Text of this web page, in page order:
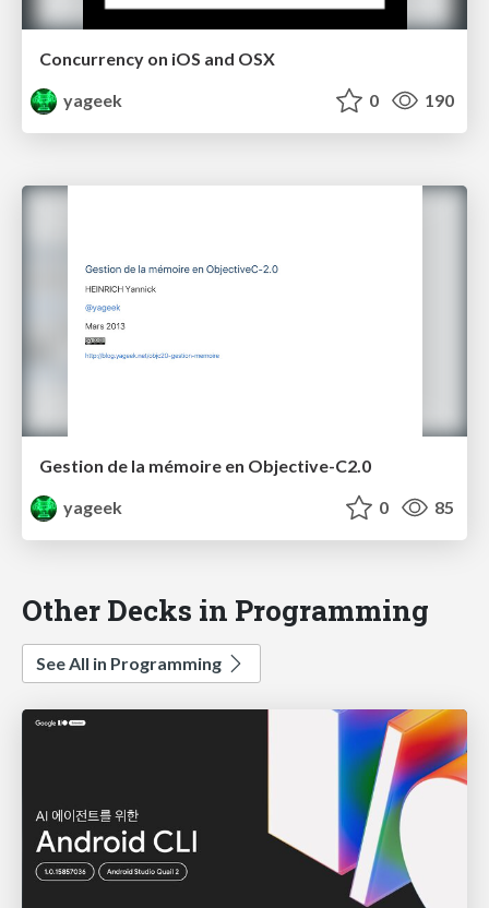
Concurrency on iOS and OSX
yageek
0 190
Gestion de la mémoire en Objective-C2.0
yageek
0 85
Other Decks in Programming
See All in Programming